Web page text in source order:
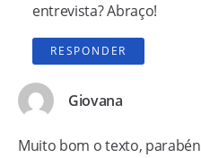
entrevista? Abraço!
RESPONDER
Giovana
Muito bom o texto,